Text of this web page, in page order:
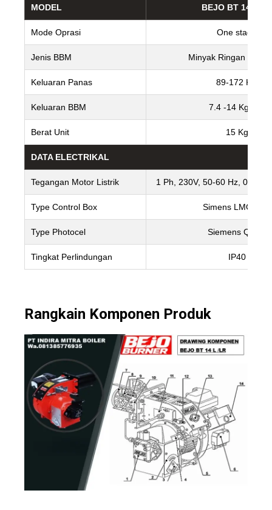
MODEL BEJO BT 14 L/LR
Mode Oprasi One stage
Jenis BBM Minyak Ringan (Light
Keluaran Panas 89-172 Kw
Keluaran BBM 7.4 -14 Kg/jam
Berat Unit 15 Kg
DATA ELECTRIKAL
Tegangan Motor Listrik 1 Ph, 230V, 50-60 Hz, 0.15
Type Control Box Simens LMO24…
Type Photocel Siemens QRB1
Tingkat Perlindungan IP40
Rangkain Komponen Produk